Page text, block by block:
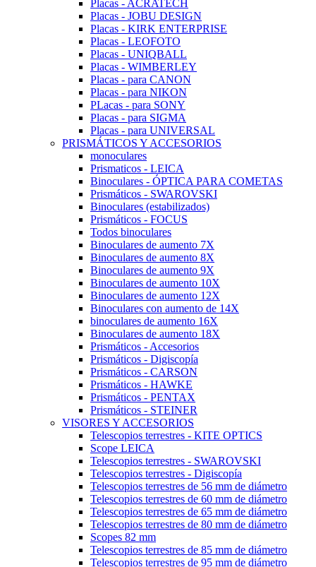
Placas - ACRATECH
Placas - JOBU DESIGN
Placas - KIRK ENTERPRISE
Placas - LEOFOTO
Placas - UNIQBALL
Placas - WIMBERLEY
Placas - para CANON
Placas - para NIKON
PLacas - para SONY
Placas - para SIGMA
Placas - para UNIVERSAL
PRISMÁTICOS Y ACCESORIOS
monoculares
Prismaticos - LEICA
Binoculares - ÓPTICA PARA COMETAS
Prismáticos - SWAROVSKI
Binoculares (estabilizados)
Prismáticos - FOCUS
Todos binoculares
Binoculares de aumento 7X
Binoculares de aumento 8X
Binoculares de aumento 9X
Binoculares de aumento 10X
Binoculares de aumento 12X
Binoculares con aumento de 14X
binoculares de aumento 16X
Binoculares de aumento 18X
Prismáticos - Accesorios
Prismáticos - Digiscopía
Prismáticos - CARSON
Prismáticos - HAWKE
Prismáticos - PENTAX
Prismáticos - STEINER
VISORES Y ACCESORIOS
Telescopios terrestres - KITE OPTICS
Scope LEICA
Telescopios terrestres - SWAROVSKI
Telescopios terrestres - Digiscopía
Telescopios terrestres de 56 mm de diámetro
Telescopios terrestres de 60 mm de diámetro
Telescopios terrestres de 65 mm de diámetro
Telescopios terrestres de 80 mm de diámetro
Scopes 82 mm
Telescopios terrestres de 85 mm de diámetro
Telescopios terrestres de 95 mm de diámetro